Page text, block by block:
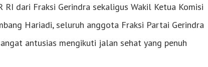
dari Fraksi Gerindra sekaligus Wakil Ketua Komisi
Hariadi, seluruh anggota Fraksi Partai Gerindra
antusias mengikuti jalan sehat yang penuh